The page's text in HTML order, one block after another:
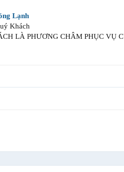
Lạnh
Khách
LÀ PHƯƠNG CHÂM PHỤC VỤ